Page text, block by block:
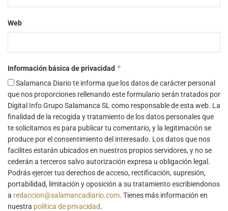
Web
Información básica de privacidad *
Salamanca Diario te informa que los datos de carácter personal
que nos proporciones rellenando este formulario serán tratados por
Digital Info Grupo Salamanca SL como responsable de esta web. La
finalidad de la recogida y tratamiento de los datos personales que
te solicitamos es para publicar tu comentario, y la legitimación se
produce por el consentimiento del interesado. Los datos que nos
facilites estarán ubicados en nuestros propios servidores, y no se
cederán a terceros salvo autorización expresa u obligación legal.
Podrás ejercer tus derechos de acceso, rectificación, supresión,
portabilidad, limitación y oposición a su tratamiento escribiendonos
a redaccion@salamancadiario.com. Tienes más información en
nuestra política de privacidad.